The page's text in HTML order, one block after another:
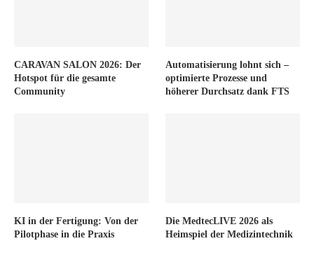
CARAVAN SALON 2026: Der
Hotspot für die gesamte
Community
Automatisierung lohnt sich –
optimierte Prozesse und
höherer Durchsatz dank FTS
KI in der Fertigung: Von der
Pilotphase in die Praxis
Die MedtecLIVE 2026 als
Heimspiel der Medizintechnik